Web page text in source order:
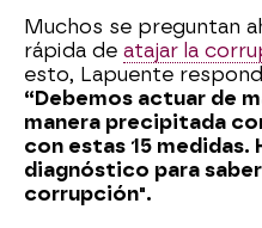
Muchos se preguntan
rápida de atajar la
esto, Lapuente
“Debemos actuar de
manera precipitada
con estas 15 medidas.
diagnóstico para
corrupción".